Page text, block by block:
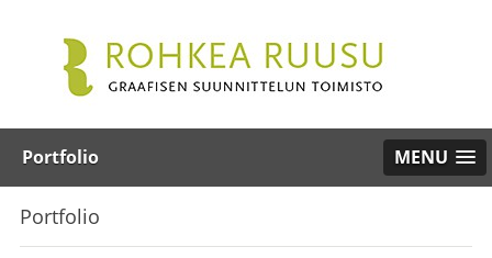
Portfolio MENU
Portfolio